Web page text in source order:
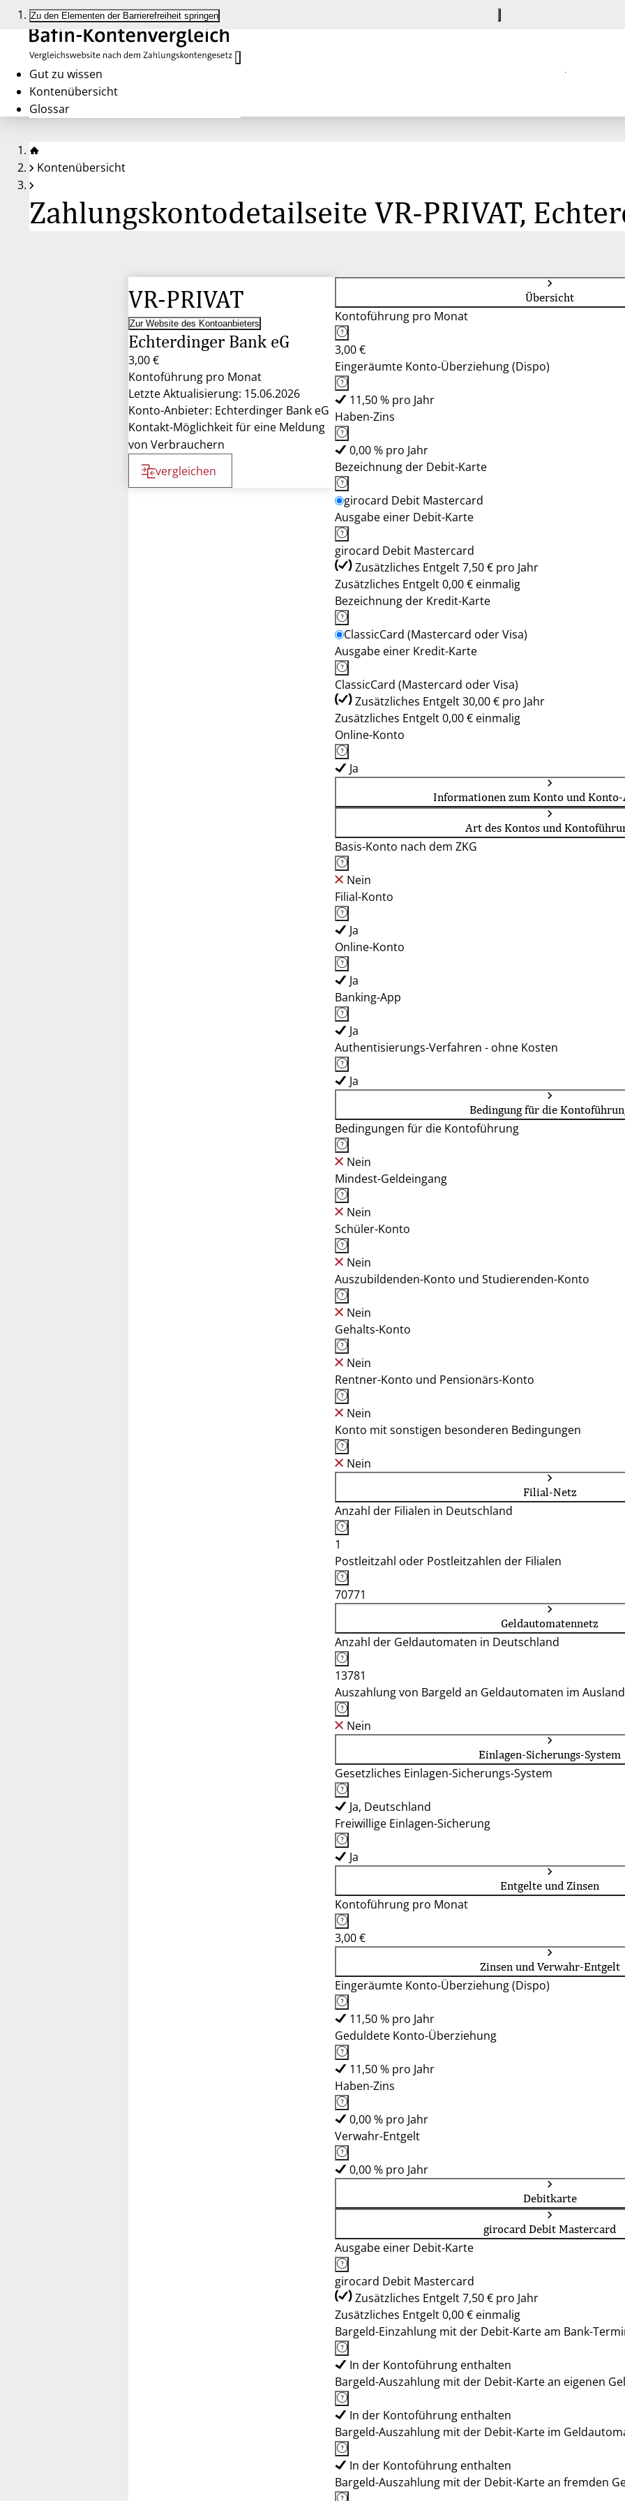
Zu den Elementen der Barrierefreiheit springen
Gut zu wissen
Kontenübersicht
Glossar
Kontenübersicht
Zahlungskontodetailseite VR-PRIVAT,
VR-PRIVAT
Zur Website des Kontoanbieters
Echterdinger Bank eG
3,00 €
Kontoführung pro Monat
Letzte Aktualisierung: 15.06.2026
Konto-Anbieter: Echterdinger Bank eG
Kontakt-Möglichkeit für eine Meldung
von Verbrauchern
vergleichen
Übersicht
Kontoführung pro Monat
3,00 €
Eingeräumte Konto-Überziehung (Dispo)
11,50 % pro Jahr
Haben-Zins
0,00 % pro Jahr
Bezeichnung der Debit-Karte
girocard Debit Mastercard
Ausgabe einer Debit-Karte
girocard Debit Mastercard
Zusätzliches Entgelt 7,50 € pro Jahr
Zusätzliches Entgelt 0,00 € einmalig
Bezeichnung der Kredit-Karte
ClassicCard (Mastercard oder Visa)
Ausgabe einer Kredit-Karte
ClassicCard (Mastercard oder Visa)
Zusätzliches Entgelt 30,00 € pro Jahr
Zusätzliches Entgelt 0,00 € einmalig
Online-Konto
Ja
Informationen zum Konto und
Art des Kontos und
Basis-Konto nach dem ZKG
Nein
Filial-Konto
Ja
Online-Konto
Ja
Banking-App
Ja
Authentisierungs-Verfahren - ohne Kosten
Ja
Bedingung für die
Bedingungen für die Kontoführung
Nein
Mindest-Geldeingang
Nein
Schüler-Konto
Nein
Auszubildenden-Konto und Studierenden-Konto
Nein
Gehalts-Konto
Nein
Rentner-Konto und Pensionärs-Konto
Nein
Konto mit sonstigen besonderen Bedingungen
Nein
Filial-Netz
Anzahl der Filialen in Deutschland
1
Postleitzahl oder Postleitzahlen der Filialen
70771
Geldautomatennetz
Anzahl der Geldautomaten in Deutschland
13781
Auszahlung von Bargeld an Geldautomaten im
Nein
Einlagen-Sicherungs-System
Gesetzliches Einlagen-Sicherungs-System
Ja, Deutschland
Freiwillige Einlagen-Sicherung
Ja
Entgelte und Zinsen
Kontoführung pro Monat
3,00 €
Zinsen und Verwahr-Entgelt
Eingeräumte Konto-Überziehung (Dispo)
11,50 % pro Jahr
Geduldete Konto-Überziehung
11,50 % pro Jahr
Haben-Zins
0,00 % pro Jahr
Verwahr-Entgelt
0,00 % pro Jahr
Debitkarte
girocard Debit Mastercard
Ausgabe einer Debit-Karte
girocard Debit Mastercard
Zusätzliches Entgelt 7,50 € pro Jahr
Zusätzliches Entgelt 0,00 € einmalig
Bargeld-Einzahlung mit der Debit-Karte am Bank-
In der Kontoführung enthalten
Bargeld-Auszahlung mit der Debit-Karte an eigenen
In der Kontoführung enthalten
Bargeld-Auszahlung mit der Debit-Karte im
In der Kontoführung enthalten
Bargeld-Auszahlung mit der Debit-Karte an fremden